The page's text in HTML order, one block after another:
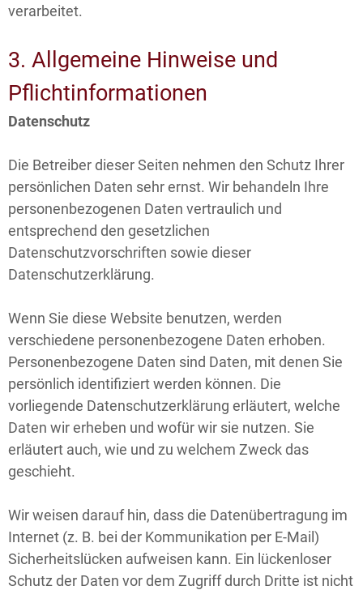
verarbeitet.
3. Allgemeine Hinweise und
Pflichtinformationen
Datenschutz
Die Betreiber dieser Seiten nehmen den Schutz Ihrer
persönlichen Daten sehr ernst. Wir behandeln Ihre
personenbezogenen Daten vertraulich und
entsprechend den gesetzlichen
Datenschutzvorschriften sowie dieser
Datenschutzerklärung.
Wenn Sie diese Website benutzen, werden
verschiedene personenbezogene Daten erhoben.
Personenbezogene Daten sind Daten, mit denen Sie
persönlich identifiziert werden können. Die
vorliegende Datenschutzerklärung erläutert, welche
Daten wir erheben und wofür wir sie nutzen. Sie
erläutert auch, wie und zu welchem Zweck das
geschieht.
Wir weisen darauf hin, dass die Datenübertragung im
Internet (z. B. bei der Kommunikation per E-Mail)
Sicherheitslücken aufweisen kann. Ein lückenloser
Schutz der Daten vor dem Zugriff durch Dritte ist nicht